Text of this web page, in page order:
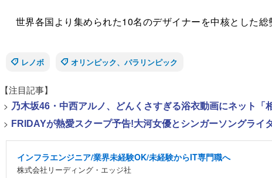
世界各国より集められた10名のデザイナーを中核とした
レノボ
オリンピック、パラリンピック
【注目記事】
> 乃木坂46・中西アルノ、どんくさすぎる浴衣動画にネット「
> FRIDAYが熱愛スクープ予告!大河女優とシンガーソングライ
インフラエンジニア/業界未経験OK/未経験からIT専門職へ
株式会社リーディング・エッジ社